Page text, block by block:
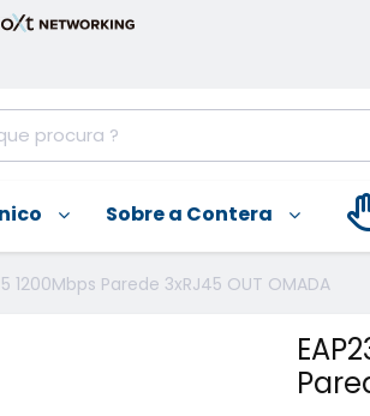
Sobre a Contera
1200Mbps Parede 3xRJ45 OUT OMADA